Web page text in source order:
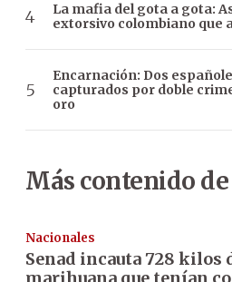
La mafia del gota a gota:
extorsivo colombiano que
Encarnación: Dos
capturados por doble
oro
Más contenido
Nacionales
Senad incauta 728 kilos